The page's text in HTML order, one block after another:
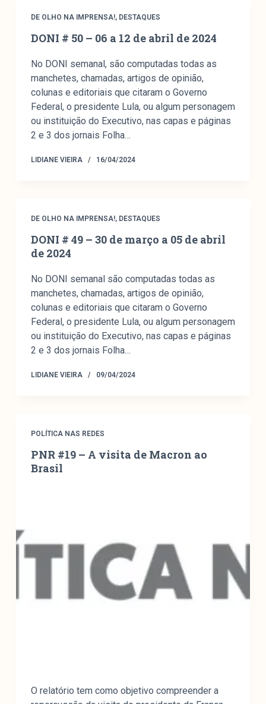
DE OLHO NA IMPRENSA!, DESTAQUES
DONI # 50 – 06 a 12 de abril de 2024
No DONI semanal, são computadas todas as
manchetes, chamadas, artigos de opinião,
colunas e editoriais que citaram o Governo
Federal, o presidente Lula, ou algum personagem
ou instituição do Executivo, nas capas e páginas
2 e 3 dos jornais Folha…
LIDIANE VIEIRA 16/04/2024
DE OLHO NA IMPRENSA!, DESTAQUES
DONI # 49 – 30 de março a 05 de abril
de 2024
No DONI semanal são computadas todas as
manchetes, chamadas, artigos de opinião,
colunas e editoriais que citaram o Governo
Federal, o presidente Lula, ou algum personagem
ou instituição do Executivo, nas capas e páginas
2 e 3 dos jornais Folha…
LIDIANE VIEIRA 09/04/2024
POLÍTICA NAS REDES
PNR #19 – A visita de Macron ao
Brasil
O relatório tem como objetivo compreender a